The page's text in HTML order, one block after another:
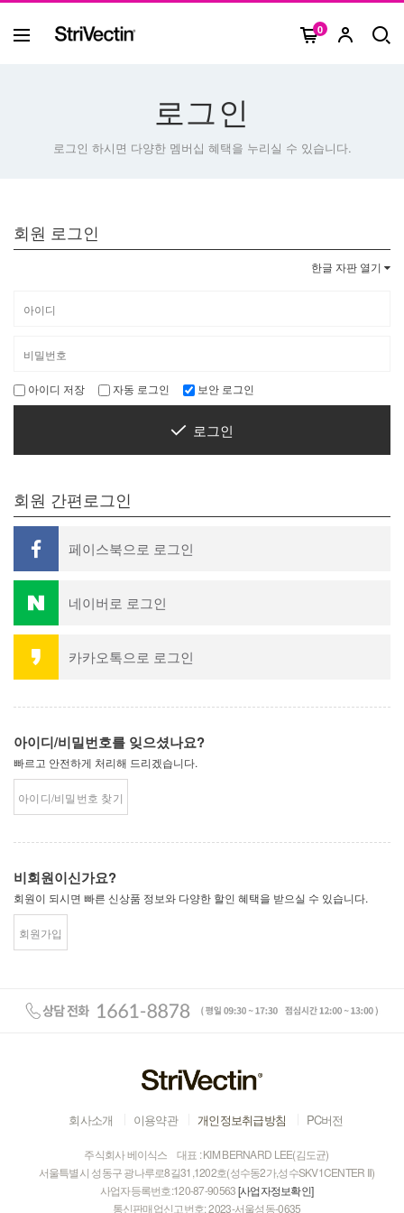
0
로그인
로그인 하시면 다양한 멤버십 혜택을 누리실 수 있습니다.
회원 로그인
한글 자판 열기
아이디 저장 자동 로그인 보안 로그인
로그인
회원 간편로그인
페이스북으로 로그인
네이버로 로그인
카카오톡으로 로그인
아이디/비밀번호를 잊으셨나요?
빠르고 안전하게 처리해 드리겠습니다.
아이디/비밀번호 찾기
비회원이신가요?
회원이 되시면 빠른 신상품 정보와 다양한 할인 혜택을 받으실 수 있습니다.
회원가입
회사소개 이용약관 개인정보취급방침 PC버전
주식회사 베이식스
대표 : KIM BERNARD LEE(김도균)
서울특별시 성동구 광나루로8길31,1202호(성수동2가,성수SKV1CENTER Ⅱ)
사업자등록번호:120-87-90563[사업자정보확인]
통신판매업신고번호:2023-서울성동-0635